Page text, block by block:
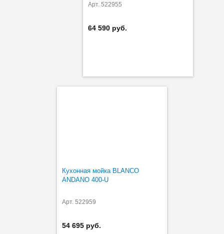
Арт. 522955
64 590 руб.
Кухонная мойка BLANCO
ANDANO 400-U
Арт. 522959
54 695 руб.